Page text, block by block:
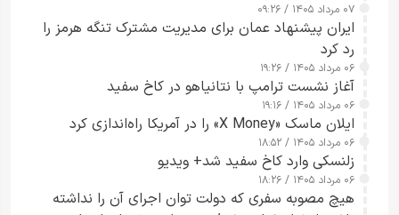
۰۷ مرداد ۱۴۰۵ / ۰۹:۲۶
ایران پیشنهاد عمان برای مدیریت مشترک تنگه هرمز را
رد کرد
۰۶ مرداد ۱۴۰۵ / ۱۹:۲۶
آغاز نشست ترامپ با نتانیاهو در کاخ سفید
۰۶ مرداد ۱۴۰۵ / ۱۹:۱۶
ایلان ماسک «X Money» را در آمریکا راه‌اندازی کرد
۰۶ مرداد ۱۴۰۵ / ۱۸:۵۲
زلنسکی وارد کاخ سفید شد+ ویدیو
۰۶ مرداد ۱۴۰۵ / ۱۸:۲۶
هیچ مصوبه سفری که دولت توان اجرای آن را نداشته